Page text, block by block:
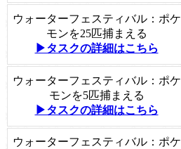
ウォーターフェスティバル：ポケ
モンを25匹捕まえる
▶タスクの詳細はこちら
ウォーターフェスティバル：ポケ
モンを5匹捕まえる
▶タスクの詳細はこちら
ウォーターフェスティバル：ポケ